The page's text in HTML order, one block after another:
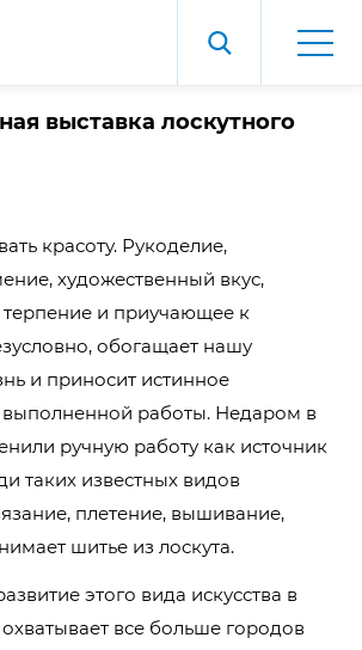
выставка лоскутного
красоту. Рукоделие,
художественный вкус,
и приучающее к
обогащает нашу
и приносит истинное
выполненной работы. Недаром в
ручную работу как источник
таких известных видов
плетение, вышивание,
шитье из лоскута.
этого вида искусства в
все больше городов